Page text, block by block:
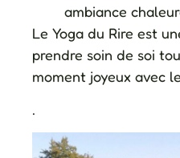
ambiance
Le Yoga du Rire est
prendre soin de soi
moment joyeux avec
.